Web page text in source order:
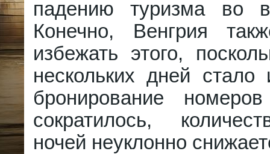
падению туризма во
Конечно, Венгрия
избежать этого,
нескольких дней стало
бронирование номеров
сократилось,
ночей неуклонно